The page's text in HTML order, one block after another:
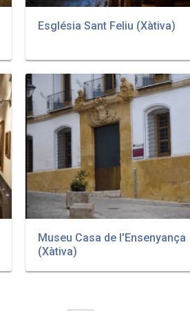
Església Sant Feliu (Xàtiva)
Museu Casa de l'Ensenyança
(Xàtiva)